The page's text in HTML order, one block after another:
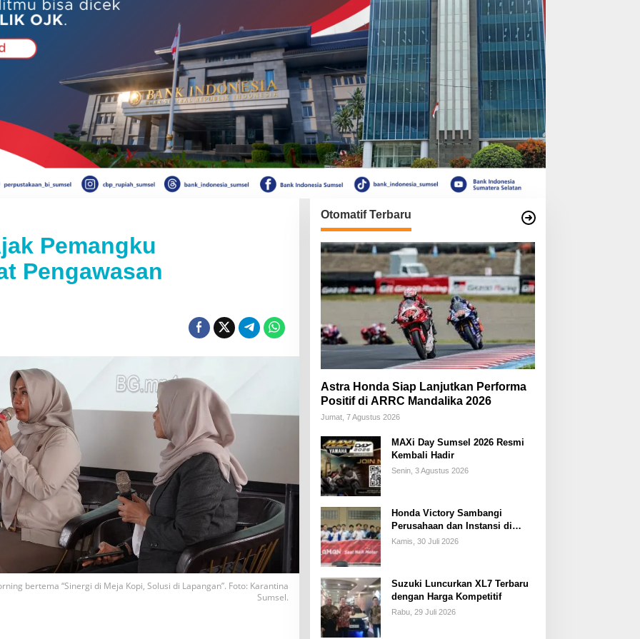
Pemangku
Pengawasan
bertema “Sinergi di Meja Kopi, Solusi di Lapangan”. Foto: Karantina
Sumsel.
Otomatif Terbaru
Astra Honda Siap Lanjutkan Performa
Positif di ARRC Mandalika 2026
Jumat, 7 Agustus 2026
MAXi Day Sumsel 2026 Resmi
Kembali Hadir
Senin, 3 Agustus 2026
Honda Victory Sambangi
Perusahaan dan Instansi di
Sumsel
Kamis, 30 Juli 2026
Suzuki Luncurkan XL7 Terbaru
dengan Harga Kompetitif
Rabu, 29 Juli 2026